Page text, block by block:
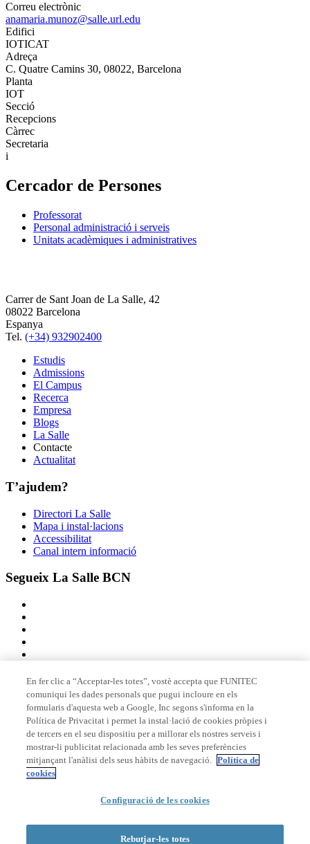
Correu electrònic
anamaria.munoz@salle.url.edu
Edifici
IOTICAT
Adreça
C. Quatre Camins 30, 08022, Barcelona
Planta
IOT
Secció
Recepcions
Càrrec
Secretaria
i
Cercador de Persones
Professorat
Personal administració i serveis
Unitats acadèmiques i administratives
Carrer de Sant Joan de La Salle, 42
08022 Barcelona
Espanya
Tel. (+34) 932902400
Estudis
Admissions
El Campus
Recerca
Empresa
Blogs
La Salle
Contacte
Actualitat
T’ajudem?
Directori La Salle
Mapa i instal·lacions
Accessibilitat
Canal intern informació
Segueix La Salle BCN
Membre de
Acreditacions
© 2026 La Salle Campus Barcelona - URL |Avís legal
En fer clic a “Acceptar-les totes”, vostè accepta que FUNITEC
comuniqui les dades personals que pugui incloure en els
formularis d'aquesta web a Google, Inc segons s'informa en la
Política de Privacitat i permet la instal·lació de cookies pròpies i
de tercers en el seu dispositiu per a millorar els nostres serveis i
mostrar-li publicitat relacionada amb les seves preferències
mitjançant l'anàlisi dels seus hàbits de navegació. Política de
cookies
Configuració de les cookies
Rebutjar-les totes